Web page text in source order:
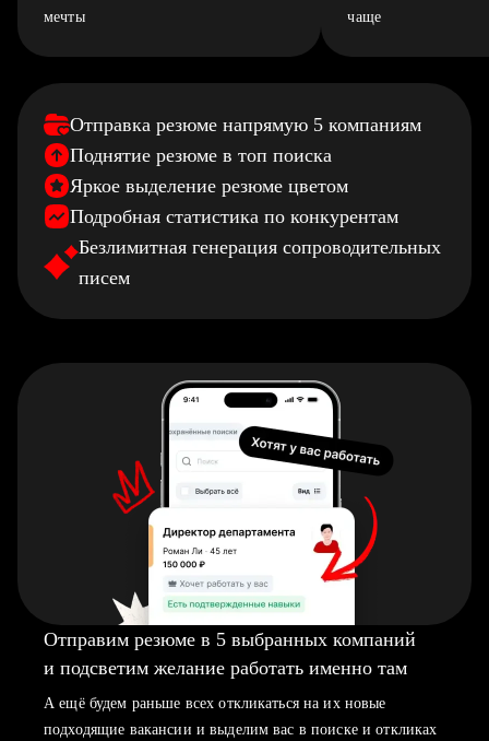
мечты
чаще
Отправка резюме напрямую 5 компаниям
Поднятие резюме в топ поиска
Яркое выделение резюме цветом
Подробная статистика по конкурентам
Безлимитная генерация сопроводительных
писем
Отправим резюме в 5 выбранных компаний
и подсветим желание работать именно там
А ещё будем раньше всех откликаться на их новые
подходящие вакансии и выделим вас в поиске и откликах